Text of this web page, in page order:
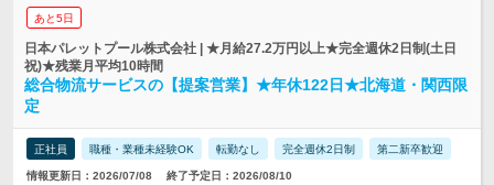
あと5日
日本パレットプール株式会社 | ★月給27.2万円以上★完全週休2日制(土日
祝)★残業月平均10時間
総合物流サービスの【提案営業】★年休122日★北海道・関西限
定
正社員 職種・業種未経験OK 転勤なし 完全週休2日制 第二新卒歓迎
情報更新日：2026/07/08 終了予定日：2026/08/10